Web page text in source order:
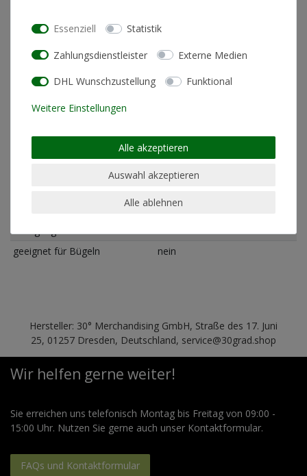
Künstlerinformationen
Materialzusammensetzung
Passform)
Pflegehinweis
Maschinenwäsche linksrum
30°
nein
Reinigung
geeignet für Bügeln nein
Hersteller: 30° Merchandising GmbH, Straße des 17. Juni
25, 01257 Dresden, Deutschland, service@30grad.shop
Wir helfen gerne weiter!
Sie erreichen uns telefonisch Montag bis Freitag von 09:00 -
15:00 Uhr. Nutzen Sie gerne auch unser Kontaktformular.
FAQs und Kontaktformular
Essenziell Statistik
Zahlungsdienstleister Externe Medien
DHL Wunschzustellung Funktional
Weitere Einstellungen
Alle akzeptieren
Auswahl akzeptieren
Alle ablehnen